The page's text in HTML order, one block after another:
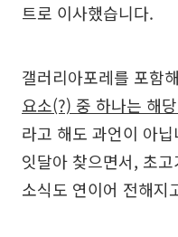
트로 이사했습니다.
갤러리아포레를 포함해
요소(?) 중 하나는 해
라고 해도 과언이 아
잇달아 찾으면서, 초
소식도 연이어 전해지